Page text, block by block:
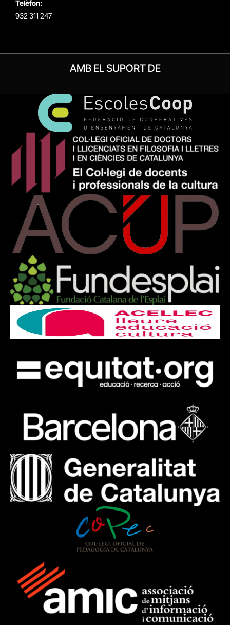
Telèfon:
932 311 247
AMB EL SUPORT DE